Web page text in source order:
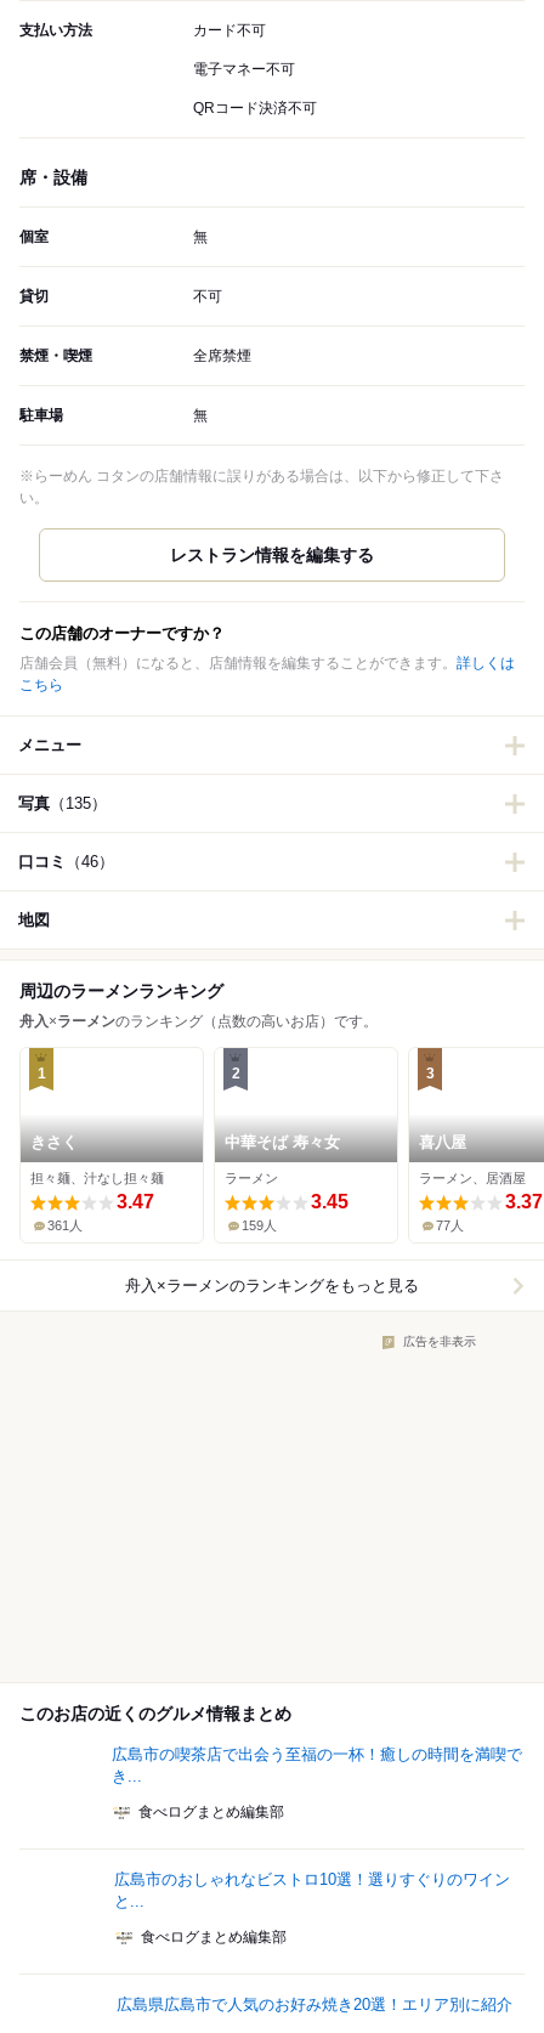
支払い方法 カード不可
電子マネー不可
QRコード決済不可
席・設備
個室 無
貸切 不可
禁煙・喫煙 全席禁煙
駐車場 無
※らーめん コタンの店舗情報に誤りがある場合は、以下から修正して下さ
い。
この店舗のオーナーですか？
店舗会員（無料）になると、店舗情報を編集することができます。 詳しくは
こちら
メニュー
写真 （135）
口コミ （46）
地図
周辺のラーメンランキング
舟入×ラーメンのランキング（点数の高いお店）です。
1
きさく
担々麺、汁なし担々麺
3.47
361人
2
中華そば 寿々女
ラーメン
3.45
159人
3
喜八屋
ラーメン、居酒屋
3.37
77人
舟入×ラーメンのランキングをもっと見る
広告を非表示
このお店の近くのグルメ情報まとめ
広島市の喫茶店で出会う至福の一杯！癒しの時間を満喫で
き...
食べログまとめ編集部
広島市のおしゃれなビストロ10選！選りすぐりのワイン
と...
食べログまとめ編集部
広島県広島市で人気のお好み焼き20選！エリア別に紹介